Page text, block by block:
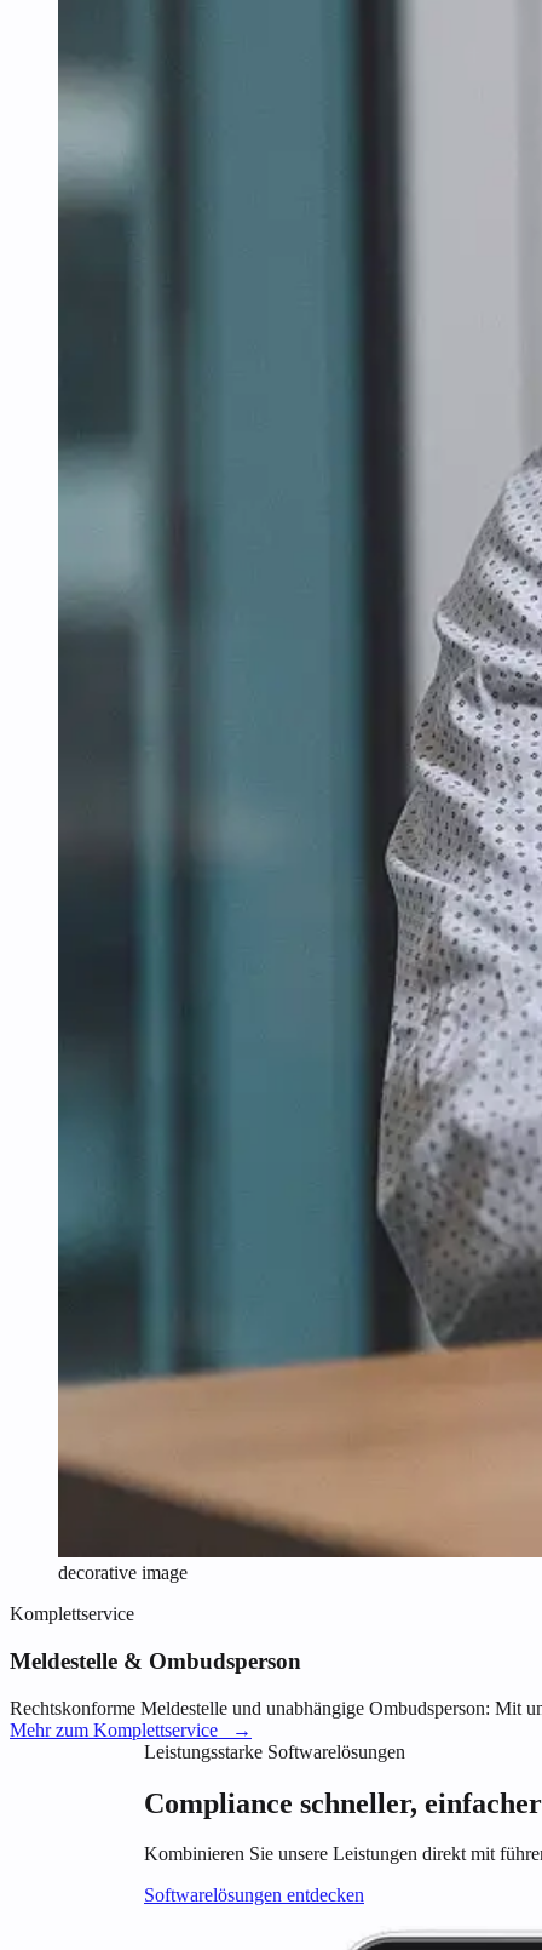
decorative image
Komplettservice
Meldestelle & Ombudsperson
Rechtskonforme Meldestelle und unabhängige Ombudsperson: Mit
Mehr zum Komplettservice
→
Leistungsstarke Softwarelösungen
Compliance schneller,
Kombinieren Sie unsere Leistungen direkt mit
Softwarelösungen entdecken